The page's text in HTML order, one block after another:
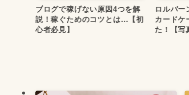
ブログで稼げない原因4つを解
説！稼ぐためのコツとは…【初
心者必見】
ロルバ
カードケ
た！【写